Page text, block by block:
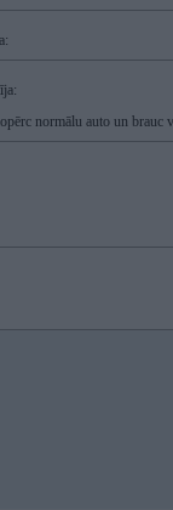
normālu auto un brauc